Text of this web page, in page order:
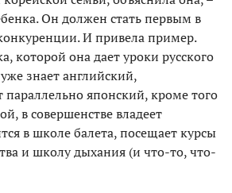
Он должен стать первым в
И привела пример.
которой она дает уроки русского
знает английский,
японский, кроме того
в совершенстве владеет
в школе балета, посещает курсы
и школу дыхания (и что-то, что-